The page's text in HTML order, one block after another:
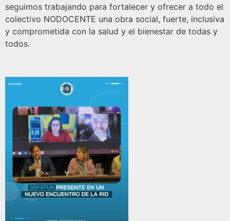
seguimos trabajando para fortalecer y ofrecer a todo el
colectivo NODOCENTE una obra social, fuerte, inclusiva
y comprometida con la salud y el bienestar de todas y
todos.